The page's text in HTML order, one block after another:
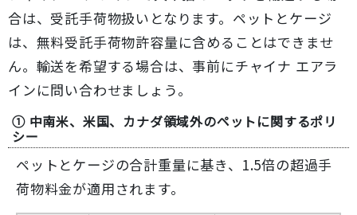
合は、受託手荷物扱いとなります。ペットとケージ
は、無料受託手荷物許容量に含めることはできませ
ん。輸送を希望する場合は、事前にチャイナ エアラ
インに問い合わせましょう。
① 中南米、米国、カナダ領域外のペットに関するポリ
シー
ペットとケージの合計重量に基き、1.5倍の超過手
荷物料金が適用されます。